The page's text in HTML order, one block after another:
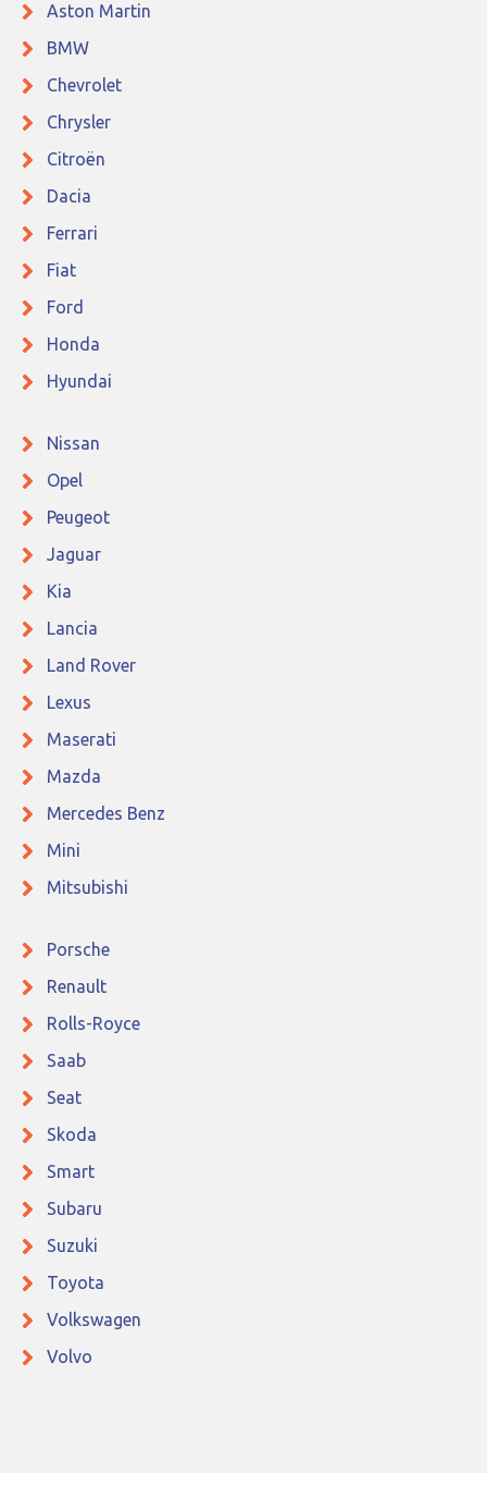
Aston Martin
BMW
Chevrolet
Chrysler
Citroën
Dacia
Ferrari
Fiat
Ford
Honda
Hyundai
Nissan
Opel
Peugeot
Jaguar
Kia
Lancia
Land Rover
Lexus
Maserati
Mazda
Mercedes Benz
Mini
Mitsubishi
Porsche
Renault
Rolls-Royce
Saab
Seat
Skoda
Smart
Subaru
Suzuki
Toyota
Volkswagen
Volvo